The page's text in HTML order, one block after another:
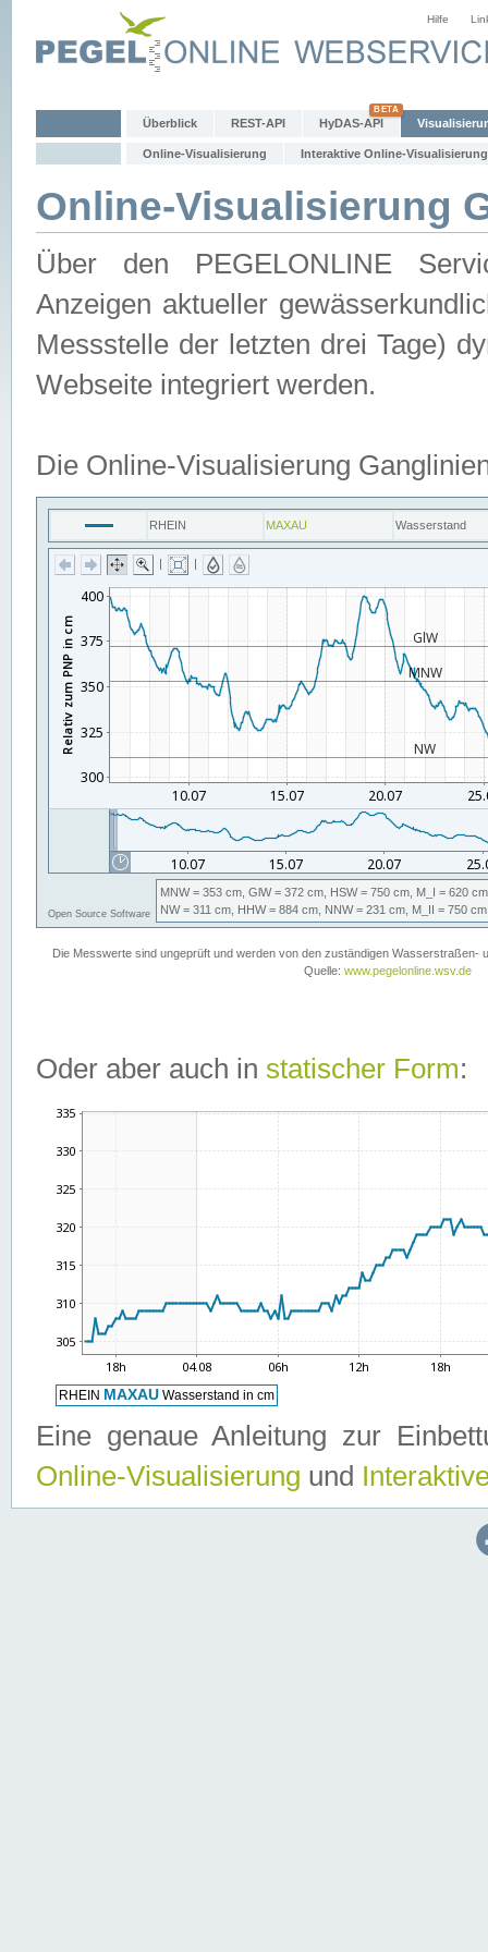
Hilfe
Überblick REST-API HyDAS-API
Online-Visualisierung Interaktive Online-Visualisierung
Online-Visualisierung
Über den PEGELONLINE
Anzeigen aktueller
Messstelle der letzten drei Tage)
Webseite integriert werden.
Die Online-Visualisierung
Oder aber auch in statischer Form:
Eine genaue Anleitung zur
Online-Visualisierung und